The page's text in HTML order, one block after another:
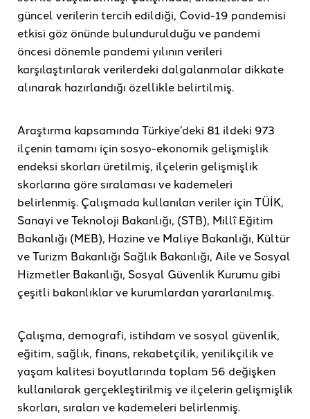
güncel verilerin tercih edildiği, Covid-19 pandemisi
etkisi göz önünde bulundurulduğu ve pandemi
öncesi dönemle pandemi yılının verileri
karşılaştırılarak verilerdeki dalgalanmalar dikkate
alınarak hazırlandığı özellikle belirtilmiş.
Araştırma kapsamında Türkiye’deki 81 ildeki 973
ilçenin tamamı için sosyo-ekonomik gelişmişlik
endeksi skorları üretilmiş, ilçelerin gelişmişlik
skorlarına göre sıralaması ve kademeleri
belirlenmiş. Çalışmada kullanılan veriler için TÜİK,
Sanayi ve Teknoloji Bakanlığı, (STB), Millî Eğitim
Bakanlığı (MEB), Hazine ve Maliye Bakanlığı, Kültür
ve Turizm Bakanlığı Sağlık Bakanlığı, Aile ve Sosyal
Hizmetler Bakanlığı, Sosyal Güvenlik Kurumu gibi
çeşitli bakanlıklar ve kurumlardan yararlanılmış.
Çalışma, demografi, istihdam ve sosyal güvenlik,
eğitim, sağlık, finans, rekabetçilik, yenilikçilik ve
yaşam kalitesi boyutlarında toplam 56 değişken
kullanılarak gerçekleştirilmiş ve ilçelerin gelişmişlik
skorları, sıraları ve kademeleri belirlenmiş.